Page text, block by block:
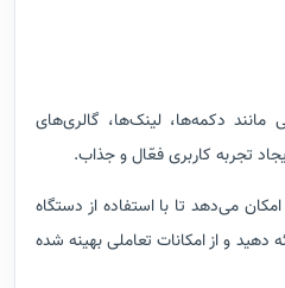
مانند دکمه‌ها، لینک‌ها، گالری‌های
تجربه کاربری فعّال و جذاب.
می‌دهد تا با استفاده از دستگاه
دهید و از امکانات تعاملی بهینه شده